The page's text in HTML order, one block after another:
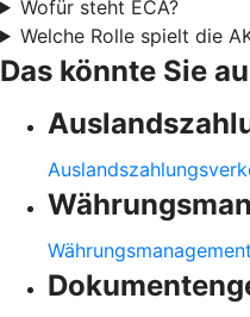
Wofür steht ECA?
Welche Rolle spielt die
Das könnte Sie
Währungsmanagement